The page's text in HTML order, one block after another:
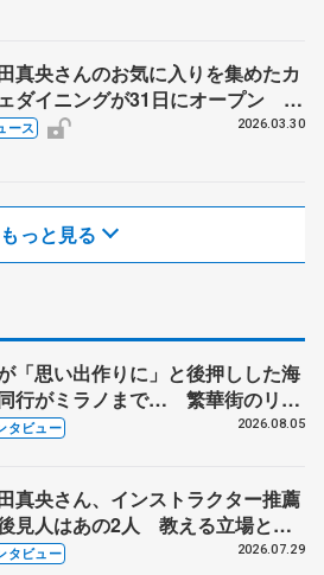
真央さんのお気に入りを集めたカ
ダイニングが31日にオープン
RINK』、衣装や幼少期の写真
ース 2026.03.30
もっと見る
「思い出作りに」と後押しした海
行がミラノまで… 繁華街のリン
は不良のお兄さんも味方に 小林
タビュー 2026.08.05
真央さん、インストラクター推薦
見人はあの2人 教える立場とし
どもたちに伝えていることは...
タビュー 2026.07.29